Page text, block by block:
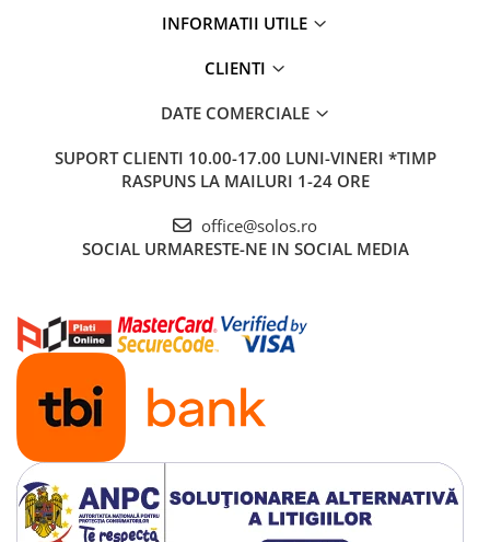
INFORMATII UTILE
CLIENTI
DATE COMERCIALE
SUPORT CLIENTI 10.00-17.00 LUNI-VINERI *TIMP
RASPUNS LA MAILURI 1-24 ORE
office@solos.ro
SOCIAL URMARESTE-NE IN SOCIAL MEDIA